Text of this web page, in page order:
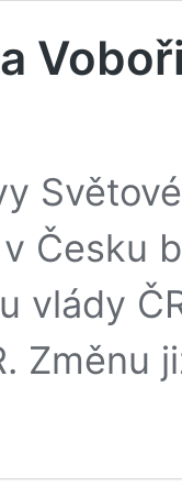
Česku
vlády
Změnu